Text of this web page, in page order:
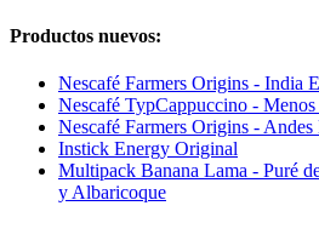
Productos nuevos:
Nescafé Farmers Origins - India
Nescafé TypCappuccino -
Nescafé Farmers Origins -
Instick Energy Original
Multipack Banana Lama - Puré
y Albaricoque